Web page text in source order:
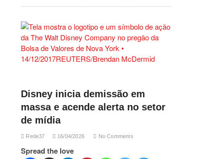
Disney inicia demissão em
massa e acende alerta no setor
de mídia
Rede37 16/04/2026 No Comments
Spread the love